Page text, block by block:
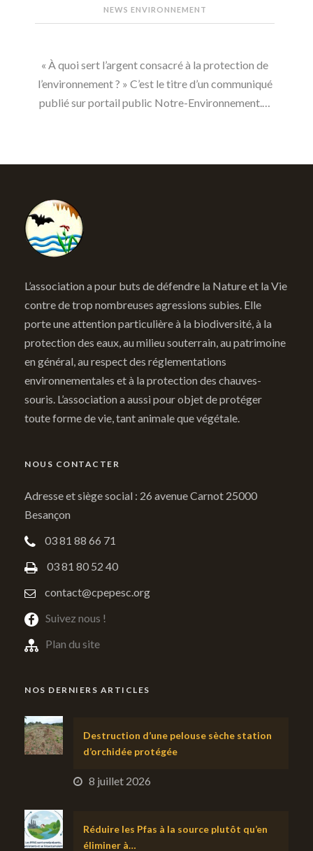
NEWS ENVIRONNEMENT
« À quoi sert l’argent consacré à la protection de
l’environnement ? » C’est le titre d’un communiqué
publié sur portail public Notre-Environnement.…
L’association a pour buts de défendre la Nature et la Vie
contre de trop nombreuses agressions subies. Elle
porte une attention particulière à la biodiversité, à la
protection des eaux, au milieu souterrain, au patrimoine
en général, au respect des réglementations
environnementales et à la protection des chauves-
souris. L’association a aussi pour objet de protéger
toute forme de vie, tant animale que végétale.
NOUS CONTACTER
Adresse et siège social : 26 avenue Carnot 25000
Besançon
03 81 88 66 71
03 81 80 52 40
contact@cpepesc.org
Suivez nous !
Plan du site
NOS DERNIERS ARTICLES
Destruction d’une pelouse sèche station
d’orchidée protégée
8 juillet 2026
Réduire les Pfas à la source plutôt qu’en
éliminer à…